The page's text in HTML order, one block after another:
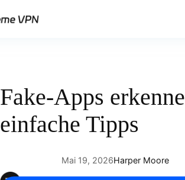
Fake-Apps
einfache Tipps
Mai 19, 2026Harper Moore